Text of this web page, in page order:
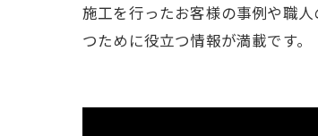
施工を行ったお客様の事例や職
つために役立つ情報が満載です。